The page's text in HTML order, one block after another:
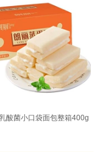
乳酸菌小口袋面包整箱400g